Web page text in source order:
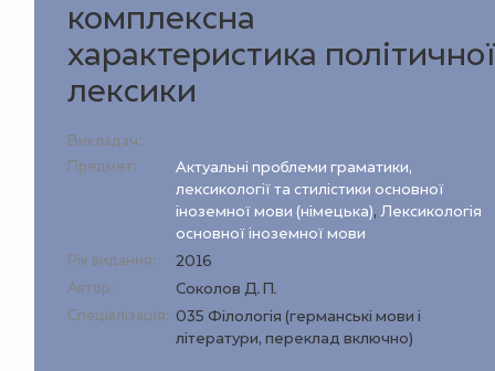
комплексна
характеристика політичної
лексики
Викладач:
Предмет:
Актуальні проблеми граматики,
лексикології та стилістики основної
іноземної мови (німецька),Лексикологія
основної іноземної мови
Рік видання: 2016
Автор: Соколов Д. П.
Спеціалізація: 035 Філологія (германські мови і
літератури, переклад включно)